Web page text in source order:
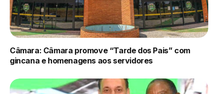
Câmara: Câmara promove “Tarde dos Pais” com
gincana e homenagens aos servidores